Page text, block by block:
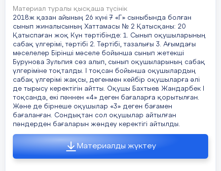
3 минут Бүгінгі жиналысымызға қош
Жиналысымызды бастамас бұрын,
амандасып алайық!
«Жақсы тілек»
Ата-аналар, барлығымыздың
мақсатымыз бір, яғни саналы ұрпақ,
білімді бала тәрбиелеу. Сол өсіріп
отырған кішкентай балапандарымызға,
жақсы тілектер айтып, әрі аналарға
Өздеріңізге мотивация
беретін сөздерді айтсаңыздарда болады
Материал туралы қысқаша түсінік
2018ж қазан айының 26 күні 7 «Г» сыныбында болған
сынып жиналысының Хаттамасы № 2 Қатысқаны: 20
Қатыспаған жоқ Күн тәртібінде: 1. Сынып оқушыларының
сабақ үлгерімі, тәртібі 2. Тәртібі, тазалығы 3. Ағымдағы
мәселелер Бірінші мәселе бойынша сынып жетекші
Бурунова Зульпия сөз алып, сынып оқушыларының сабақ
үлгеріміне тоқталды. І тоқсан бойынша оқушылардың
сабақ үлгерімі жақсы, дегенмен кейбір оқушыларға әлі
де тырысу керектігін айтты. Оқушы Бахтыев Жандарбек І
тоқсанда, екі пәннен «4» деген бағаларға қорытылған.
Және де бірнеше оқушылар «3» деген бағамен
бағаланған. Сондықтан сол оқушылар айтылған
пәндерден бағаларын жөндеу керектігі айтылды.
Материалды жүктеу